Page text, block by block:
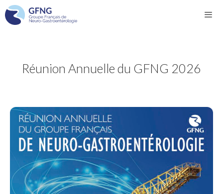
Aller
au
Réunion Annuelle du GFNG 2026